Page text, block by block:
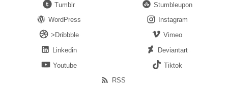
Tumblr
Stumbleupon
WordPress
Instagram
>Dribbble
Vimeo
Linkedin
Deviantart
Youtube
Tiktok
RSS